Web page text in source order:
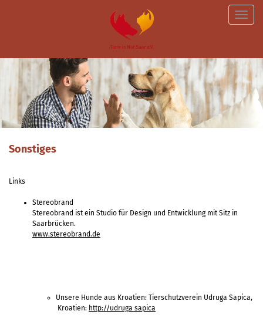
Toggle
Sonstiges
Links
Stereobrand
Stereobrand ist ein Studio für Design und Entwicklung mit Sitz in
Saarbrücken.
www.stereobrand.de
Unsere Hunde aus Kroatien: Tierschutzverein Udruga Sapica,
Kroatien: http://udruga sapica